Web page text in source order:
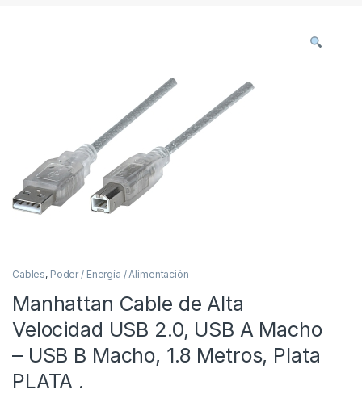
Cables, Poder / Energía / Alimentación
Manhattan Cable de Alta
Velocidad USB 2.0, USB A Macho
– USB B Macho, 1.8 Metros, Plata
PLATA .